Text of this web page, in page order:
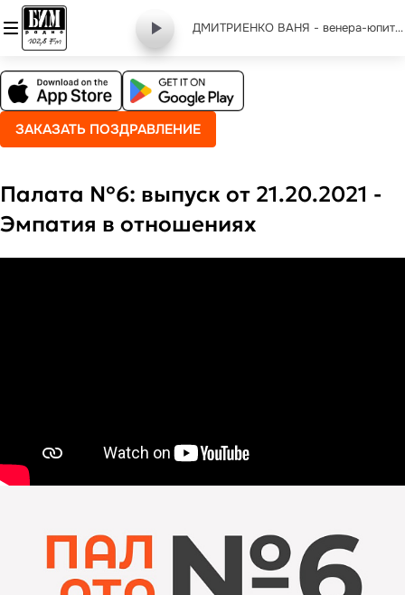
ДМИТРИЕНКО ВАНЯ - венера-юпитер
ЗАКАЗАТЬ ПОЗДРАВЛЕНИЕ
Палата №6: выпуск от 21.20.2021 -
Эмпатия в отношениях